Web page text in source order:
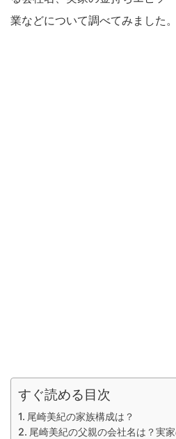
業などについて調べてみました。
すぐ読める目次
尾崎美紀の家族構成は？
尾崎美紀の父親の会社名は？実